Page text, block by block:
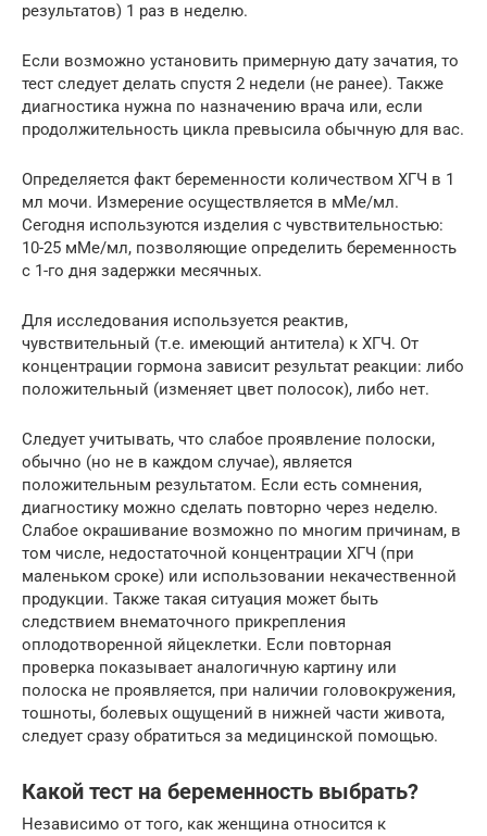
результатов) 1 раз в неделю.
Если возможно установить примерную дату зачатия, то
тест следует делать спустя 2 недели (не ранее). Также
диагностика нужна по назначению врача или, если
продолжительность цикла превысила обычную для вас.
Определяется факт беременности количеством ХГЧ в 1
мл мочи. Измерение осуществляется в мМе/мл.
Сегодня используются изделия с чувствительностью:
10-25 мМе/мл, позволяющие определить беременность
с 1-го дня задержки месячных.
Для исследования используется реактив,
чувствительный (т.е. имеющий антитела) к ХГЧ. От
концентрации гормона зависит результат реакции: либо
положительный (изменяет цвет полосок), либо нет.
Следует учитывать, что слабое проявление полоски,
обычно (но не в каждом случае), является
положительным результатом. Если есть сомнения,
диагностику можно сделать повторно через неделю.
Слабое окрашивание возможно по многим причинам, в
том числе, недостаточной концентрации ХГЧ (при
маленьком сроке) или использовании некачественной
продукции. Также такая ситуация может быть
следствием внематочного прикрепления
оплодотворенной яйцеклетки. Если повторная
проверка показывает аналогичную картину или
полоска не проявляется, при наличии головокружения,
тошноты, болевых ощущений в нижней части живота,
следует сразу обратиться за медицинской помощью.
Какой тест на беременность выбрать?
Независимо от того, как женщина относится к